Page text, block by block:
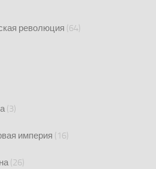
революция (64)
(3)
империя (16)
(26)